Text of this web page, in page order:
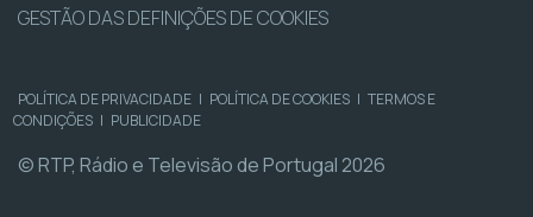
GESTÃO DAS DEFINIÇÕES DE COOKIES
POLÍTICA DE PRIVACIDADE | POLÍTICA DE COOKIES | TERMOS E
CONDIÇÕES | PUBLICIDADE
© RTP, Rádio e Televisão de Portugal 2026